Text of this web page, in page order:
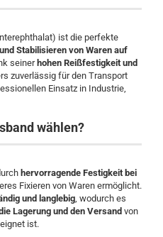
ist die perfekte
Stabilisieren von Waren auf
seiner hohen Reißfestigkeit und
zuverlässig für den Transport
Einsatz in Industrie,
wählen?
hervorragende Festigkeit bei
Fixieren von Waren ermöglicht.
und langlebig, wodurch es
Lagerung und den Versand von
ist.